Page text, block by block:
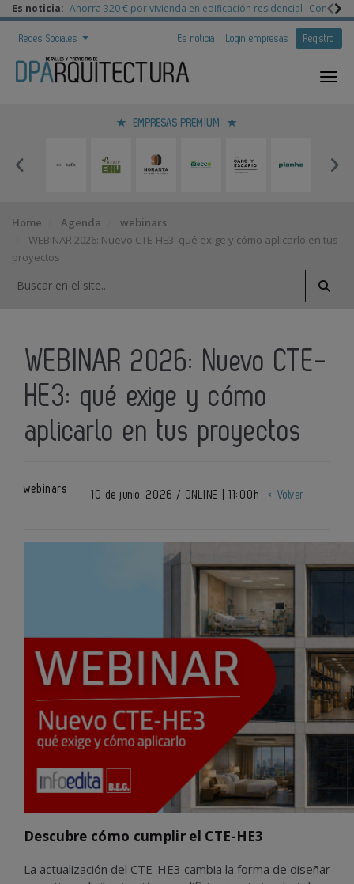
Es noticia: Ahorra 320 € por vivienda en edificación residencial
Redes Sociales Es noticia Login empresas Registro
EMPRESAS PREMIUM
Home Agenda
webinars
WEBINAR 2026: Nuevo CTE-HE3: qué exige y cómo aplicarlo en tus
proyectos
WEBINAR 2026: Nuevo CTE-
HE3: qué exige y cómo
aplicarlo en tus proyectos
webinars 10 de junio, 2026 / ONLINE | 11:00h < Volver
Descubre cómo cumplir el CTE-HE3
La actualización del CTE-HE3 cambia la forma de diseñar